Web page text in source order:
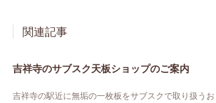
関連記事
吉祥寺のサブスク天板ショップのご案内
吉祥寺の駅近に無垢の一枚板をサブスクで取り扱うお